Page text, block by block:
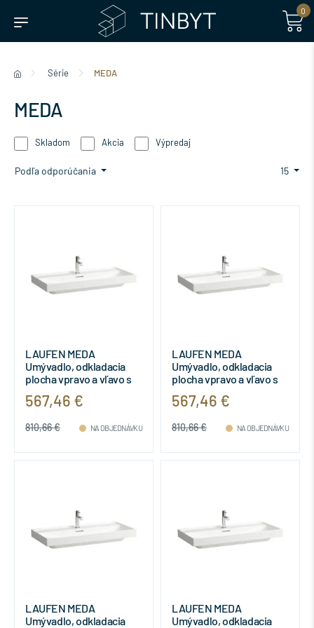
0
Série MEDA
MEDA
Skladom Akcia Výpredaj
Podľa odporúčania 15
LAUFEN MEDA
Umývadlo, odkladacia
plocha vpravo a vľavo s
batériu uprostred s
mm, farba Biela,
567,46 €
810,66 € NA OBJEDNÁVKU
LAUFEN MEDA
Umývadlo, odkladacia
plocha vpravo a vľavo s
s prepadom, 1000x460
H8101190001081
567,46 €
810,66 € NA OBJEDNÁVKU
LAUFEN MEDA
Umývadlo, odkladacia
LAUFEN MEDA
Umývadlo, odkladacia